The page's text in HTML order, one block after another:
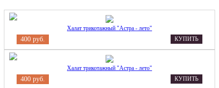
Халат трикотажный "Астра - лето"
400 руб. КУПИТЬ
Халат трикотажный "Астра - лето"
400 руб. КУПИТЬ